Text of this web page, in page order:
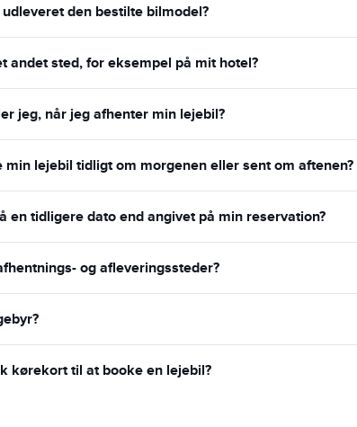
den bestilte bilmodel?
andet sted, for eksempel på mit hotel?
jeg, når jeg afhenter min lejebil?
lejebil tidligt om morgenen eller sent om aftenen?
en tidligere dato end angivet på min reservation?
og afleveringssteder?
kørekort til at booke en lejebil?